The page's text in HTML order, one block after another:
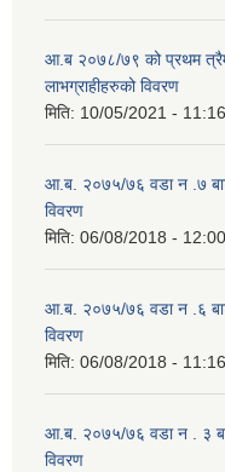
आ.ब २०७८/७९ को प्रथम
लाभग्राहीहरुको विवरण
मिति: 10/05/2021 - 11:16
आ.ब. २०७५/७६ वडा न .७ बाट
विवरण
मिति: 06/08/2018 - 12:00
आ.ब. २०७५/७६ वडा न .६ बाट
विवरण
मिति: 06/08/2018 - 11:16
आ.ब. २०७५/७६ वडा न . ३ बाट
विवरण